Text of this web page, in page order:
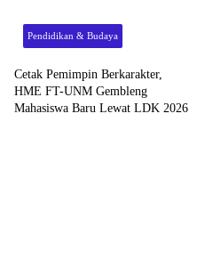
Pendidikan & Budaya
Cetak Pemimpin Berkarakter,
HME FT-UNM Gembleng
Mahasiswa Baru Lewat LDK 2026